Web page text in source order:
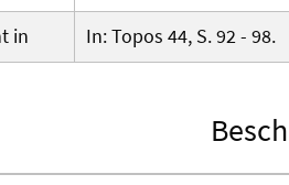
in
In: Topos 44, S. 92 - 98.